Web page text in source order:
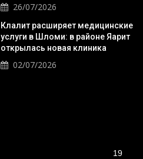
26/07/2026
Клалит расширяет медицинские
услуги в Шломи: в районе Яарит
открылась новая клиника
02/07/2026
19